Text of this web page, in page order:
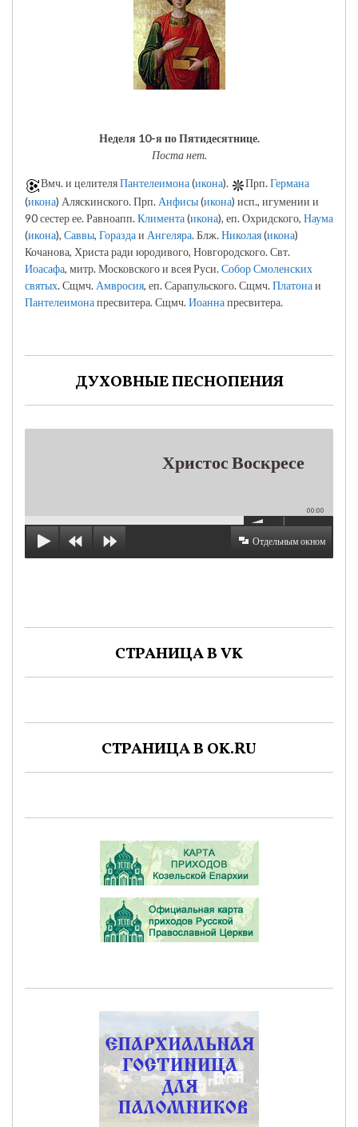
Неделя 10-я по Пятидесятнице.
Поста нет.
Вмч. и целителяПантелеимона(икона). Прп.Германа
(икона) Аляскинского. Прп.Анфисы(икона) исп., игумении и
90 сестер ее. Равноапп.Климента(икона), еп. Охридского, Наума
(икона), Саввы, Гораздаи Ангеляра. Блж.Николая(икона)
Кочанова, Христа ради юродивого, Новгородского. Свт.
Иоасафа, митр. Московского и всея Руси.Собор Смоленских
святых. Сщмч.Амвросия, еп. Сарапульского. Сщмч.Платонаи
Пантелеимонапресвитера. Сщмч.Иоаннапресвитера.
ДУХОВНЫЕ ПЕСНОПЕНИЯ
Христос Воскресе
00:00
Отдельным окном
СТРАНИЦА В VK
СТРАНИЦА В OK.RU